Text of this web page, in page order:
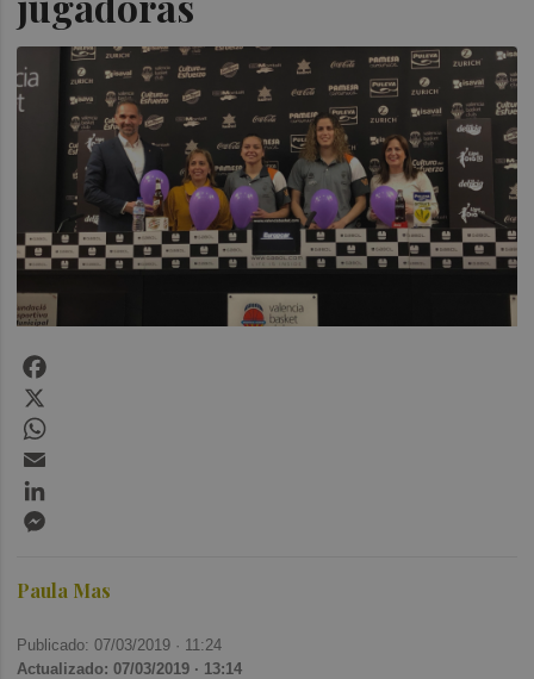
Paula Mas
Publicado: 07/03/2019 · 11:24
Actualizado: 07/03/2019 · 13:14